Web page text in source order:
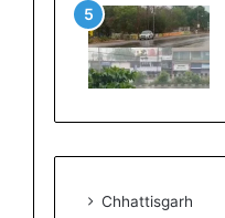
0
0
0
रु
ये
नि Chhattisgarh